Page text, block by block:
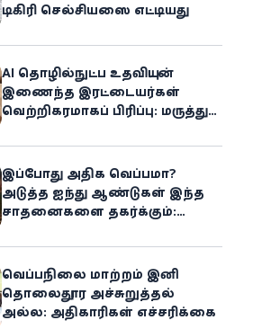
டிகிரி செல்சியஸை எட்டியது
AI தொழில்நுட்ப உதவியுடன்
இணைந்த இரட்டையர்கள்
வெற்றிகரமாகப் பிரிப்பு: மருத்துவ
இப்போது அதிக வெப்பமா?
அடுத்த ஐந்து ஆண்டுகள் இந்த
சாதனைகளை தகர்க்கும்:
எச்சரிக்கை
வெப்பநிலை மாற்றம் இனி
தொலைதூர அச்சுறுத்தல்
அல்ல: அதிகாரிகள் எச்சரிக்கை